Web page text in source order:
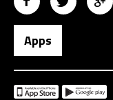
Apps